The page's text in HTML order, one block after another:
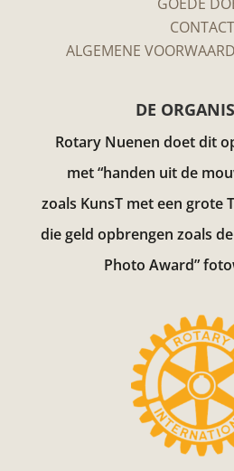
CONTACT
ALGEMENE
DE
Rotary Nuenen doet dit
met “handen uit de
zoals KunsT met een grote
die geld opbrengen zoals
Photo Award”